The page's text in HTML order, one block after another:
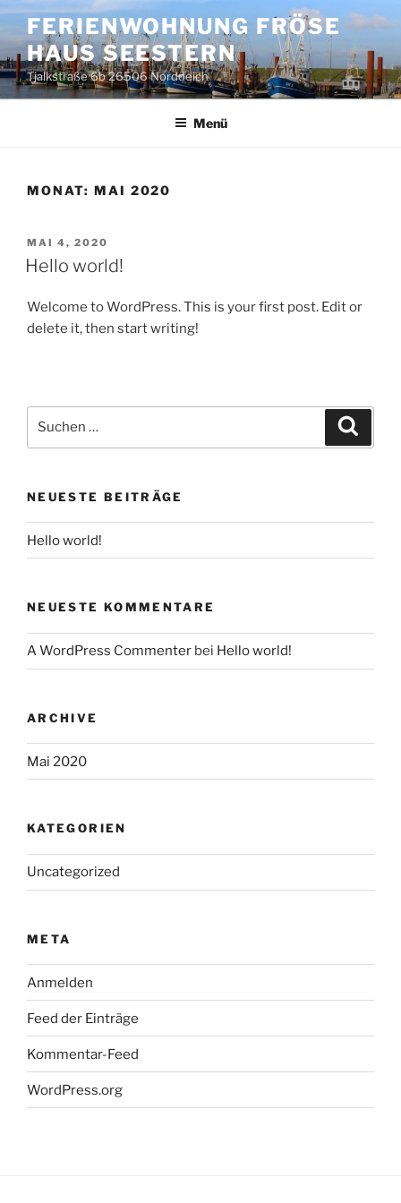
Zum
Inhalt
springen
FERIENWOHNUNG FRÖSE
HAUS SEESTERN
Tjalkstraße 6b 26506 Norddeich
Menü
MONAT: MAI 2020
VERÖFFENTLICHT
AM
MAI 4, 2020
Hello world!
Welcome to WordPress. This is your first post. Edit or
delete it, then start writing!
nach:
NEUESTE BEITRÄGE
Hello world!
NEUESTE KOMMENTARE
A WordPress Commenter bei Hello world!
ARCHIVE
Mai 2020
KATEGORIEN
Uncategorized
META
Anmelden
Feed der Einträge
Kommentar-Feed
WordPress.org